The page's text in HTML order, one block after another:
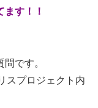
す！！
です。
スプロジェクト内